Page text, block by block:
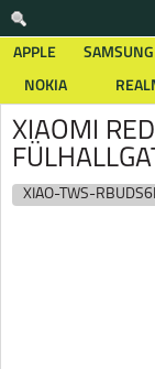
APPLE SAMSUNG
NOKIA
XIAOMI
XIAO-TWS-